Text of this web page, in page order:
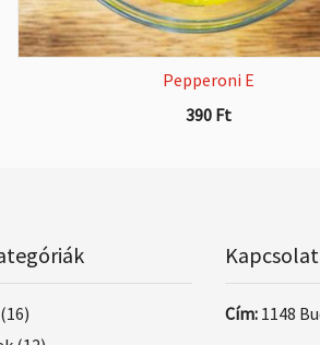
Pepperoni E
390 Ft
(16)
Kapcsolat
Cím: 1148